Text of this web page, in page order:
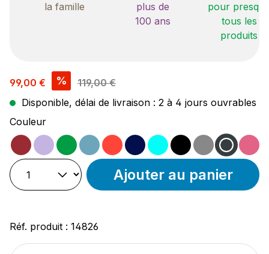
la famille
plus de
100 ans
pour
tous les
produits
Prix de vente :
99,00 € %
119,00 €
Disponible, délai de livraison : 2 à 4 jours ouvrables
Sélectionnez
Couleur
magenta
violetvertoceanrougenoir/bleu
turquoise
noirgris
Ajouter au panier
Réf. produit : 14826